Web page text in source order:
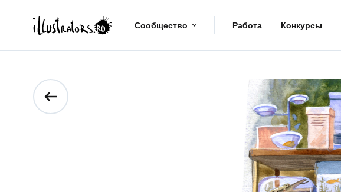
Сообщество Работа Конкурсы